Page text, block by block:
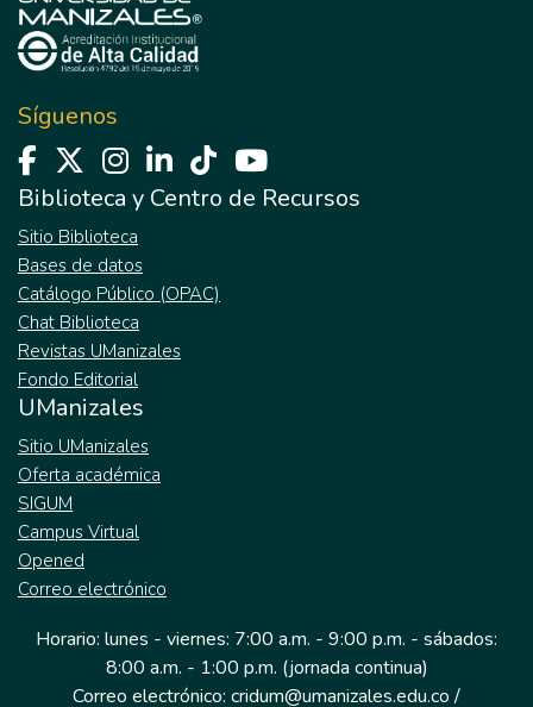
Síguenos
Biblioteca y Centro de Recursos
Sitio Biblioteca
Bases de datos
Catálogo Público (OPAC)
Chat Biblioteca
Revistas UManizales
Fondo Editorial
UManizales
Sitio UManizales
Oferta académica
SIGUM
Campus Virtual
Opened
Correo electrónico
Horario: lunes - viernes: 7:00 a.m. - 9:00 p.m. - sábados:
8:00 a.m. - 1:00 p.m. (jornada continua)
Correo electrónico: cridum@umanizales.edu.co /